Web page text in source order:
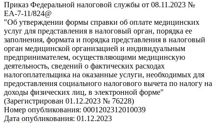
Приказ Федеральной налоговой службы от 08.11.2023 №
ЕА-7-11/824@
"Об утверждении формы справки об оплате медицинских
услуг для представления в налоговый орган, порядка ее
заполнения, формата и порядка представления в налоговый
орган медицинской организацией и индивидуальным
предпринимателем, осуществляющими медицинскую
деятельность, сведений о фактических расходах
налогоплательщика на оказанные услуги, необходимых для
предоставления социального налогового вычета по налогу на
доходы физических лиц, в электронной форме"
(Зарегистрирован 01.12.2023 № 76228)
Номер опубликования: 0001202312010039
Дата опубликования: 01.12.2023